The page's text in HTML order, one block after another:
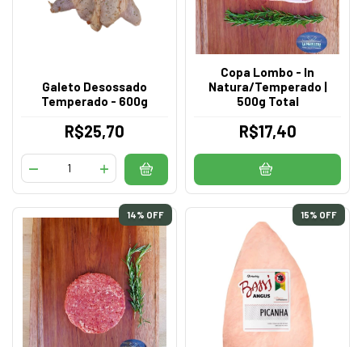
Galeto Desossado
Temperado - 600g
R$25,70
Copa Lombo - In
Natura/Temperado |
500g Total
R$17,40
14% OFF 15% OFF